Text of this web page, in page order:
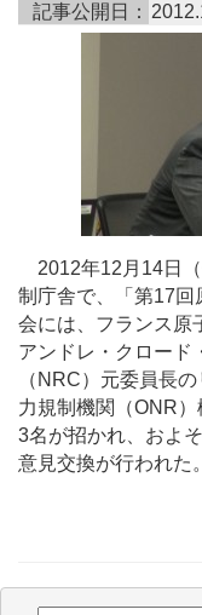
記事公開日：
2012年12月14日（
制庁舎で、「第17回
会には、フランス原
アンドレ・クロード
（NRC）元委員長
力規制機関（ONR
3名が招かれ、およ
意見交換が行われた。